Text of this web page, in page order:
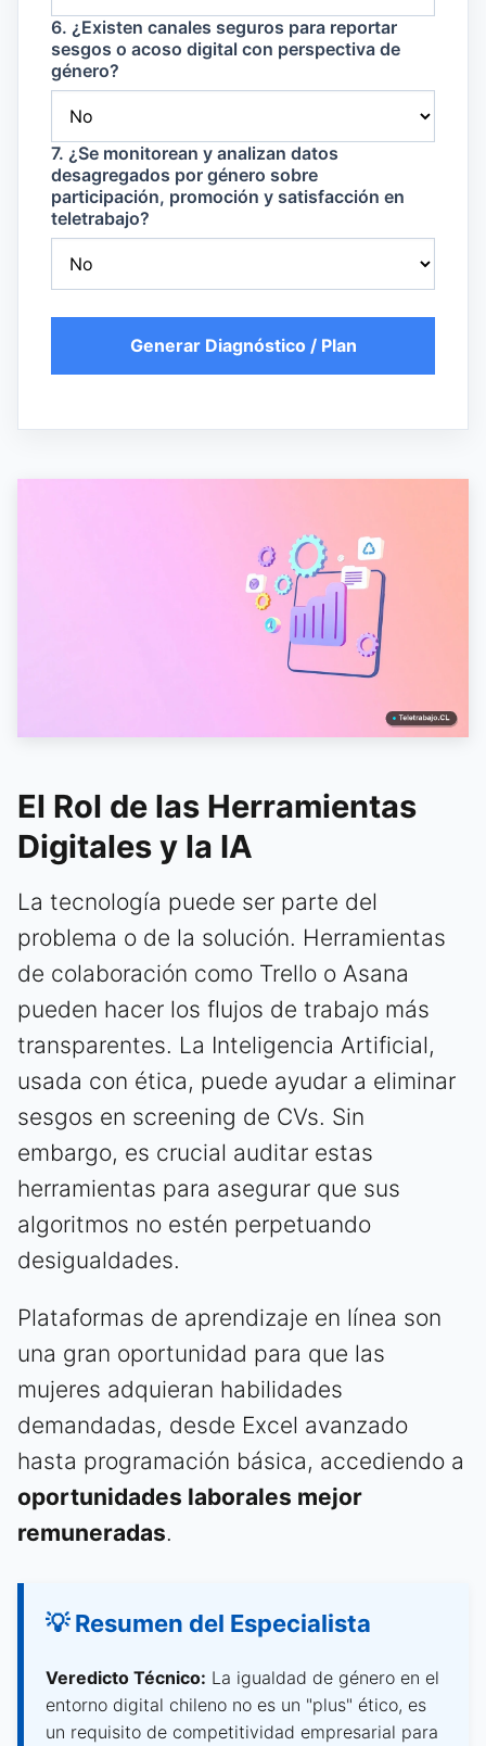
6. ¿Existen canales seguros para reportar
sesgos o acoso digital con perspectiva de
género?
7. ¿Se monitorean y analizan datos
desagregados por género sobre
participación, promoción y satisfacción en
teletrabajo?
Generar Diagnóstico / Plan
El Rol de las Herramientas
Digitales y la IA
La tecnología puede ser parte del
problema o de la solución. Herramientas
de colaboración como Trello o Asana
pueden hacer los flujos de trabajo más
transparentes. La Inteligencia Artificial,
usada con ética, puede ayudar a eliminar
sesgos en screening de CVs. Sin
embargo, es crucial auditar estas
herramientas para asegurar que sus
algoritmos no estén perpetuando
desigualdades.
Plataformas de aprendizaje en línea son
una gran oportunidad para que las
mujeres adquieran habilidades
demandadas, desde Excel avanzado
hasta programación básica, accediendo a
oportunidades laborales mejor
remuneradas.
💡 Resumen del Especialista
Veredicto Técnico: La igualdad de género en el
entorno digital chileno no es un "plus" ético, es
un requisito de competitividad empresarial para